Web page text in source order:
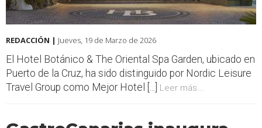
REDACCIÓN | Jueves, 19 de Marzo de 2026
El Hotel Botánico & The Oriental Spa Garden, ubicado en
Puerto de la Cruz, ha sido distinguido por Nordic Leisure
Travel Group como Mejor Hotel [...] Leer más...